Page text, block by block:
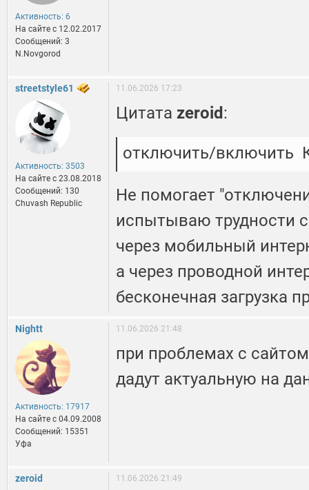
Активность: 6
На сайте c 12.02.2017
Сообщений: 3
N.Novgorod
streetstyle61
Активность: 3503
На сайте c 23.08.2018
Сообщений: 130
Chuvash Republic
11.06.2026 17:23
Цитата zeroid :
отключить/включить
Не помогает
испытываю трудности
через мобильный
а через проводной
бесконечная загрузка
Nightt
Активность: 17917
На сайте c 04.09.2008
Сообщений: 15351
Уфа
11.06.2026 21:48
при проблемах с
дадут актуальную на
zeroid 11.06.2026 21:49